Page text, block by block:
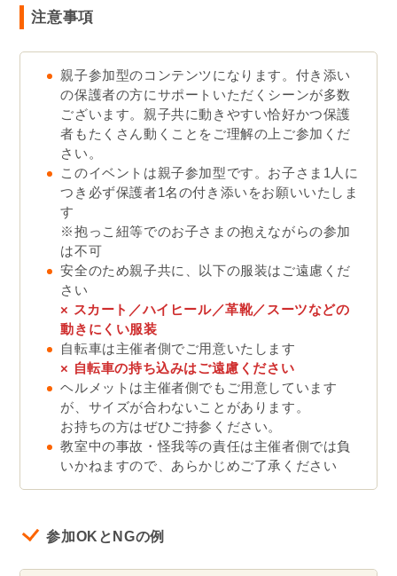
注意事項
親子参加型のコンテンツになります。付き添い
の保護者の方にサポートいただくシーンが多数
ございます。親子共に動きやすい恰好かつ保護
者もたくさん動くことをご理解の上ご参加くだ
さい。
このイベントは親子参加型です。お子さま1人に
つき必ず保護者1名の付き添いをお願いいたしま
す
※抱っこ紐等でのお子さまの抱えながらの参加
は不可
安全のため親子共に、以下の服装はご遠慮くだ
さい
× スカート／ハイヒール／革靴／スーツなどの
動きにくい服装
自転車は主催者側でご用意いたします
× 自転車の持ち込みはご遠慮ください
ヘルメットは主催者側でもご用意しています
が、サイズが合わないことがあります。
お持ちの方はぜひご持参ください。
教室中の事故・怪我等の責任は主催者側では負
いかねますので、あらかじめご了承ください
参加OKとNGの例